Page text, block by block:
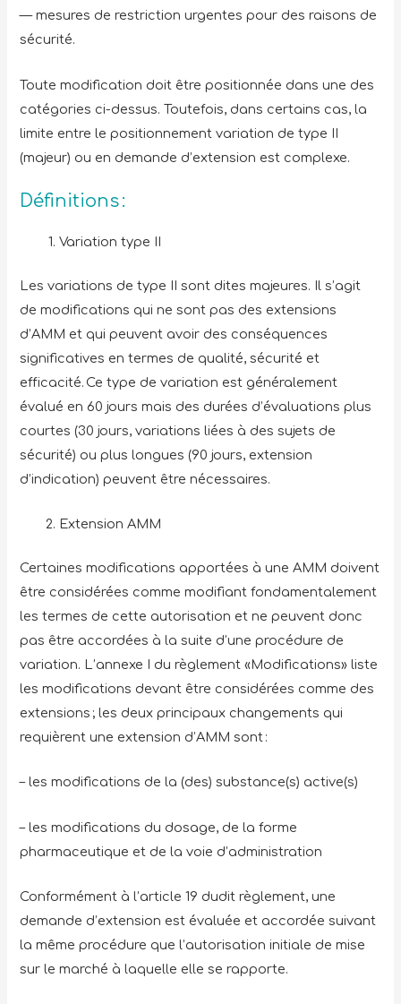
— mesures de restriction urgentes pour des raisons de
sécurité.
Toute modification doit être positionnée dans une des
catégories ci-dessus. Toutefois, dans certains cas, la
limite entre le positionnement variation de type II
(majeur) ou en demande d’extension est complexe.
Définitions :
Variation type II
Les variations de type II sont dites majeures. Il s’agit
de modifications qui ne sont pas des extensions
d’AMM et qui peuvent avoir des conséquences
significatives en termes de qualité, sécurité et
efficacité. Ce type de variation est généralement
évalué en 60 jours mais des durées d’évaluations plus
courtes (30 jours, variations liées à des sujets de
sécurité) ou plus longues (90 jours, extension
d’indication) peuvent être nécessaires.
Extension AMM
Certaines modifications apportées à une AMM doivent
être considérées comme modifiant fondamentalement
les termes de cette autorisation et ne peuvent donc
pas être accordées à la suite d’une procédure de
variation. L’annexe I du règlement «Modifications» liste
les modifications devant être considérées comme des
extensions ; les deux principaux changements qui
requièrent une extension d’AMM sont :
– les modifications de la (des) substance(s) active(s)
– les modifications du dosage, de la forme
pharmaceutique et de la voie d’administration
Conformément à l’article 19 dudit règlement, une
demande d’extension est évaluée et accordée suivant
la même procédure que l’autorisation initiale de mise
sur le marché à laquelle elle se rapporte.